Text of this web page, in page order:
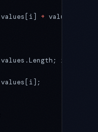
values[i] + values[i
values.Length; i
values[i];